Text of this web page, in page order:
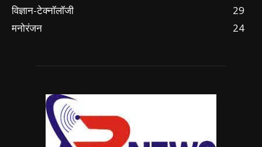
विज्ञान-टेक्नॉलॉजी
29
मनोरंजन
24